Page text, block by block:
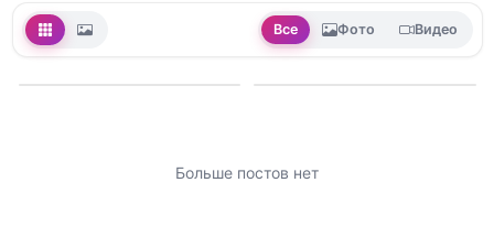
Все Фото Видео
Больше постов нет